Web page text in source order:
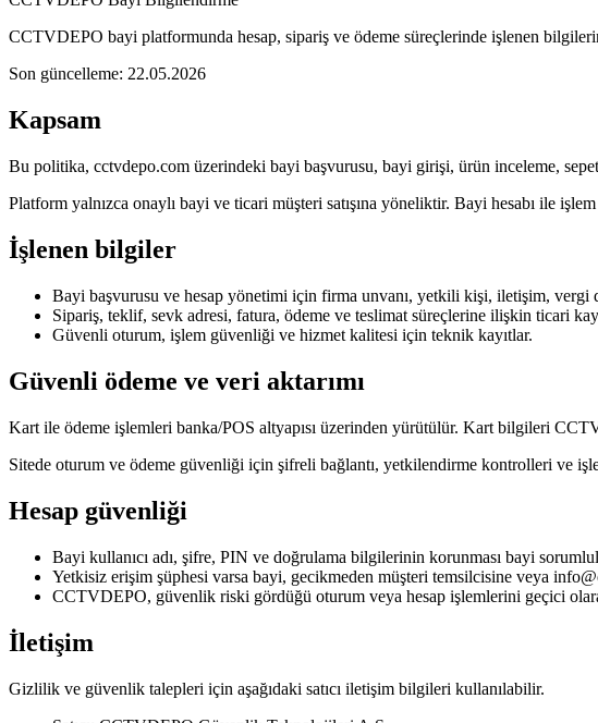
CCTVDEPO bayi platformunda hesap, sipariş ve ödeme süreçlerinde işlenen
Son güncelleme: 22.05.2026
Kapsam
Bu politika, cctvdepo.com üzerindeki bayi başvurusu, bayi girişi, ürün inceleme,
Platform yalnızca onaylı bayi ve ticari müşteri satışına yöneliktir. Bayi hesabı ile
İşlenen bilgiler
Bayi başvurusu ve hesap yönetimi için firma unvanı, yetkili kişi, iletişim, vergi
Sipariş, teklif, sevk adresi, fatura, ödeme ve teslimat süreçlerine ilişkin ticari
Güvenli oturum, işlem güvenliği ve hizmet kalitesi için teknik kayıtlar.
Güvenli ödeme ve veri aktarımı
Kart ile ödeme işlemleri banka/POS altyapısı üzerinden yürütülür. Kart bilgileri
Sitede oturum ve ödeme güvenliği için şifreli bağlantı, yetkilendirme kontrolleri ve
Hesap güvenliği
Bayi kullanıcı adı, şifre, PIN ve doğrulama bilgilerinin korunması bayi
Yetkisiz erişim şüphesi varsa bayi, gecikmeden müşteri temsilcisine veya
CCTVDEPO, güvenlik riski gördüğü oturum veya hesap işlemlerini geçici
İletişim
Gizlilik ve güvenlik talepleri için aşağıdaki satıcı iletişim bilgileri kullanılabilir.